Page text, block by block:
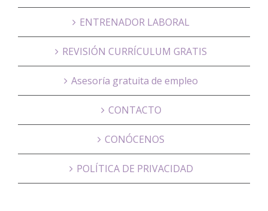
ENTRENADOR LABORAL
REVISIÓN CURRÍCULUM GRATIS
Asesoría gratuita de empleo
CONTACTO
CONÓCENOS
POLÍTICA DE PRIVACIDAD